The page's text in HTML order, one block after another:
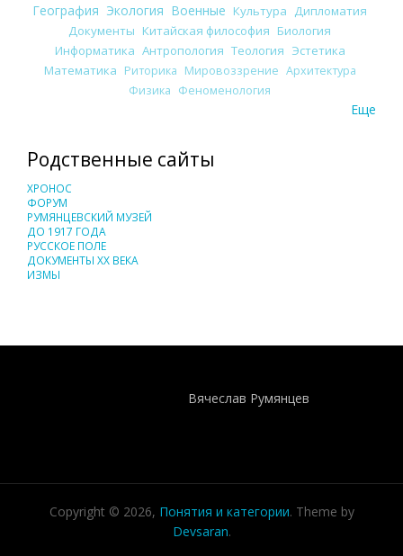
География Экология Военные Культура
Дипломатия
Документы Китайская философия Биология
Информатика Антропология Теология Эстетика
Математика Риторика Мировоззрение Архитектура
Физика Феноменология
Еще
Родственные сайты
ХРОНОС
ФОРУМ
РУМЯНЦЕВСКИЙ МУЗЕЙ
ДО 1917 ГОДА
РУССКОЕ ПОЛЕ
ДОКУМЕНТЫ XX ВЕКА
ИЗМЫ
Вячеслав Румянцев
Copyright © 2026, Понятия и категории. Theme by
Devsaran.